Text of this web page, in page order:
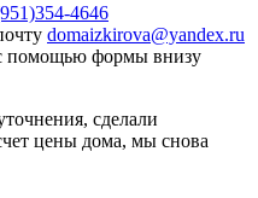
4646
domaizkirova@yandex.ru
с помощью формы внизу
сделали
цены дома, мы снова